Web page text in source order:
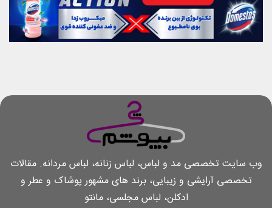
وب سایت تخصصی مد و لباس، لباس زنانه، لباس مردانه. مقالات
تخصصی آرایشی و زیبایی، برند های مشهور پوشاک و عطر و
ادکلن، لباس مجلسی، مانتو